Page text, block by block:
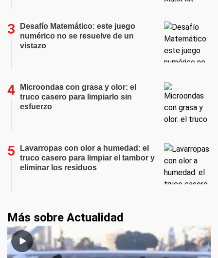
Desafío Matemático: este juego
numérico no se resuelve de un
vistazo
Microondas con grasa y olor: el
truco casero para limpiarlo sin
esfuerzo
Lavarropas con olor a humedad: el
truco casero para limpiar el tambor y
eliminar los residuos
Más sobre Actualidad